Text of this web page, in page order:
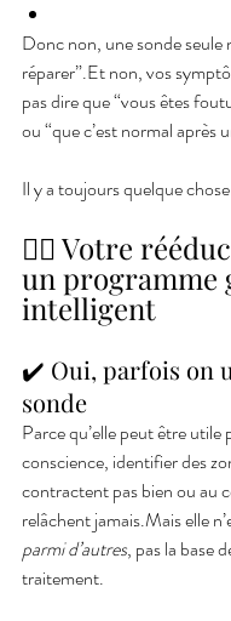
Donc non, une sonde seule
réparer”.Et non, vos
pas dire que “vous êtes
ou “que c’est normal après
Il y a toujours quelque
🧘‍♀️ Votre
un programme
intelligent
✔️ Oui, parfois on
sonde
Parce qu’elle peut être
conscience, identifier des
contractent pas bien ou au
relâchent jamais.Mais elle
parmi d’autres, pas la base
traitement.